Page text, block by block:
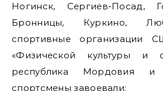
Ногинск, Сергиев-Посад,
Бронницы, Куркино,
спортивные организации
«Физической культуры и
республика Мордовия и
спортсмены завоевали: